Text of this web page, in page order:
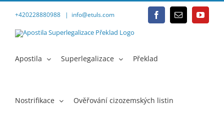
Přeskočit
+420228880988 | info@etuls.com Facebook
E-
mail
Apostila Superlegalizace Překlad
Nostrifikace Ověřování cizozemských listin